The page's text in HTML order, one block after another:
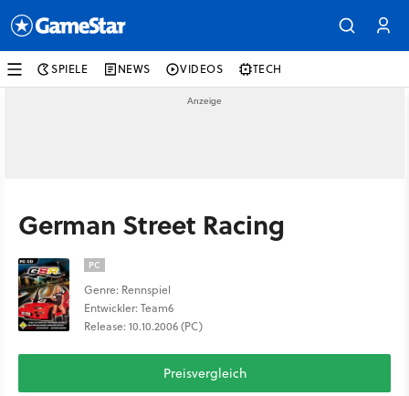
SPIELE NEWS VIDEOS TECH
German Street Racing
PC
Genre: Rennspiel
Entwickler: Team6
Release: 10.10.2006 (PC)
Preisvergleich